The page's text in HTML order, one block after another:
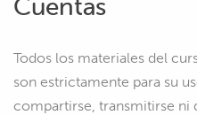
Todos los materiales del
son estrictamente para su
compartirse, transmitirse ni